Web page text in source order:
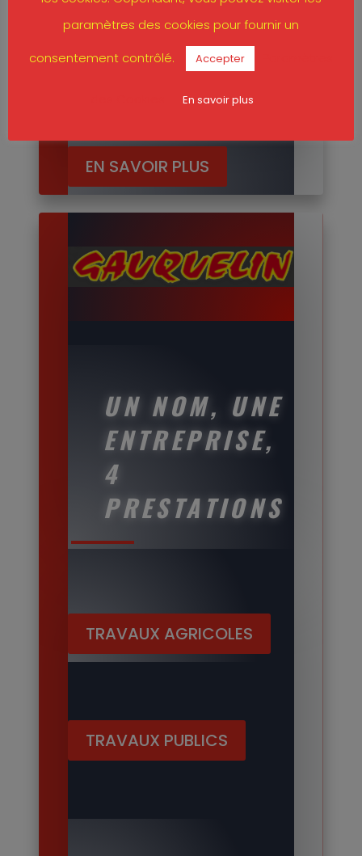
EN SAVOIR PLUS
UN NOM, UNE
ENTREPRISE,
4
PRESTATIONS
TRAVAUX AGRICOLES
TRAVAUX PUBLICS
paramètres des cookies pour fournir un
consentement contrôlé.
Accepter
En savoir plus